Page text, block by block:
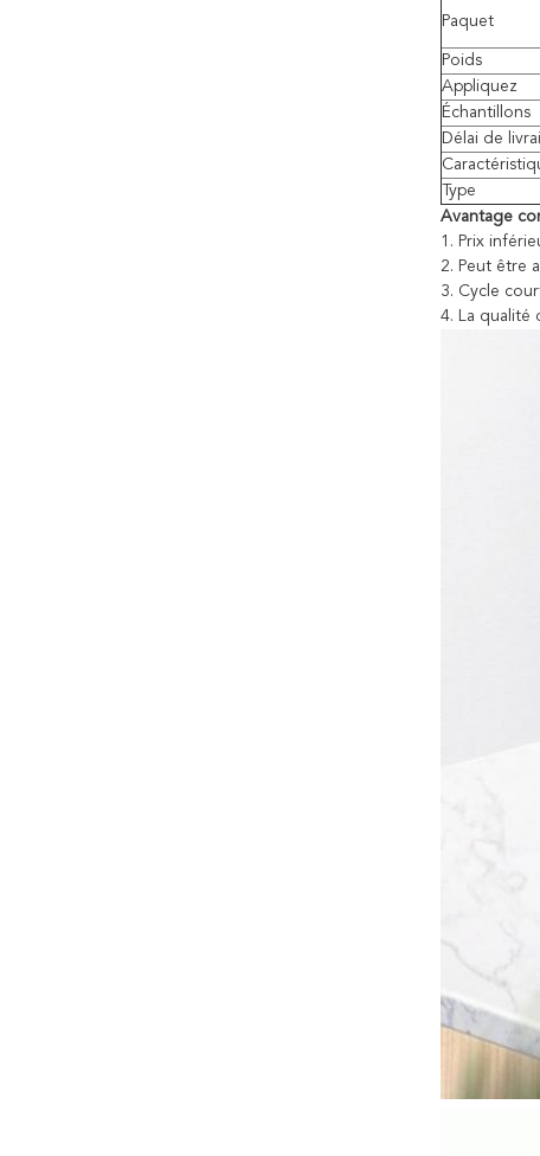
Paquet
Poids
Appliquez
Échantillons
Délai de
Type
Avantage
1. Prix
2. Peut être
3. Cycle
4. La qualité